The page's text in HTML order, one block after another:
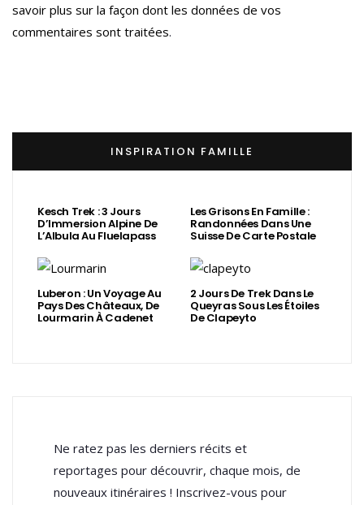
savoir plus sur la façon dont les données de vos
commentaires sont traitées.
INSPIRATION FAMILLE
Kesch Trek : 3 Jours
D’Immersion Alpine De
L’Albula Au Fluelapass
Les Grisons En Famille :
Randonnées Dans Une
Suisse De Carte Postale
Luberon : Un Voyage Au
Pays Des Châteaux, De
Lourmarin À Cadenet
2 Jours De Trek Dans Le
Queyras Sous Les Étoiles
De Clapeyto
Ne ratez pas les derniers récits et
reportages pour découvrir, chaque mois, de
nouveaux itinéraires ! Inscrivez-vous pour